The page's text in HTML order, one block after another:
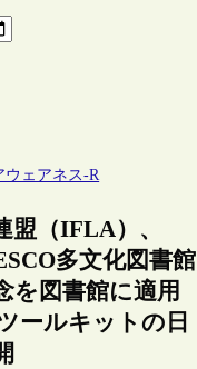
ウェアネス-R
盟（IFLA）、
多文化図書館
を図書館に適用
ールキットの日